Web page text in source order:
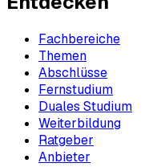
Fachbereiche
Themen
Abschlüsse
Fernstudium
Duales Studium
Weiterbildung
Ratgeber
Anbieter